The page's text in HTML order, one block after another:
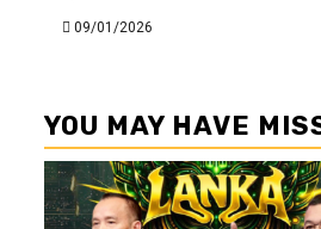
09/01/2026
YOU MAY HAVE